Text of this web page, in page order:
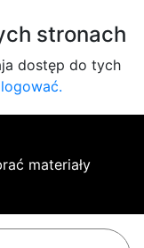
stronach
dostęp do tych
materiały